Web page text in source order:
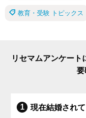
教育・受験 トピックス
リセマムアンケート
要
現在結婚されて